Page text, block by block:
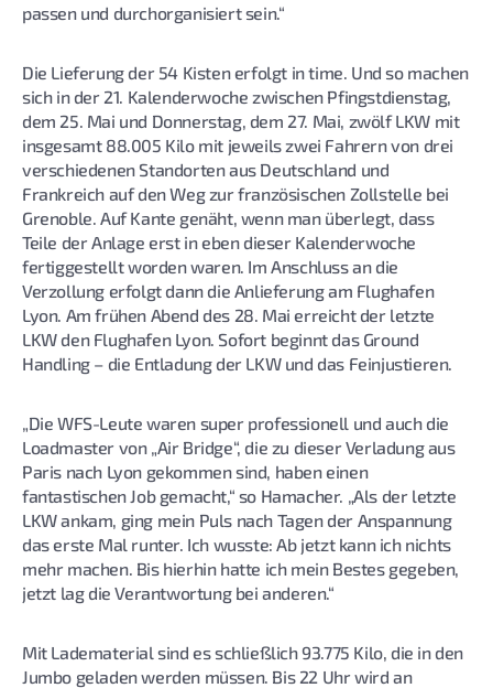
passen und durchorganisiert sein.“
Die Lieferung der 54 Kisten erfolgt in time. Und so machen
sich in der 21. Kalenderwoche zwischen Pfingstdienstag,
dem 25. Mai und Donnerstag, dem 27. Mai, zwölf LKW mit
insgesamt 88.005 Kilo mit jeweils zwei Fahrern von drei
verschiedenen Standorten aus Deutschland und
Frankreich auf den Weg zur französischen Zollstelle bei
Grenoble. Auf Kante genäht, wenn man überlegt, dass
Teile der Anlage erst in eben dieser Kalenderwoche
fertiggestellt worden waren. Im Anschluss an die
Verzollung erfolgt dann die Anlieferung am Flughafen
Lyon. Am frühen Abend des 28. Mai erreicht der letzte
LKW den Flughafen Lyon. Sofort beginnt das Ground
Handling – die Entladung der LKW und das Feinjustieren.
„Die WFS-Leute waren super professionell und auch die
Loadmaster von „Air Bridge“, die zu dieser Verladung aus
Paris nach Lyon gekommen sind, haben einen
fantastischen Job gemacht,“ so Hamacher. „Als der letzte
LKW ankam, ging mein Puls nach Tagen der Anspannung
das erste Mal runter. Ich wusste: Ab jetzt kann ich nichts
mehr machen. Bis hierhin hatte ich mein Bestes gegeben,
jetzt lag die Verantwortung bei anderen.“
Mit Ladematerial sind es schließlich 93.775 Kilo, die in den
Jumbo geladen werden müssen. Bis 22 Uhr wird an